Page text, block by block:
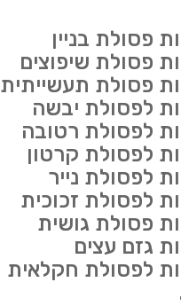
פסולת בניין
פסולת שיפוצים
פסולת תעשייתית
לפסולת יבשה
לפסולת רטובה
לפסולת קרטון
לפסולת נייר
לפסולת זכוכית
פסולת גושית
גזם עצים
לפסולת חקלאית